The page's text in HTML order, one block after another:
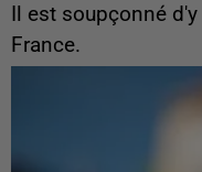
Il est soupçonné
France.